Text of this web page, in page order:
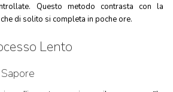
Questo metodo contrasta con la
di solito si completa in poche ore.
Lento